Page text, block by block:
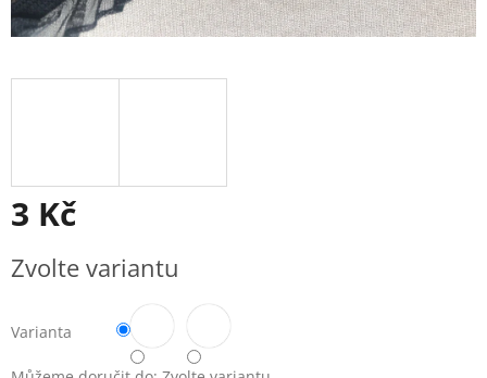
3 Kč
cena:
Zvolte variantu
Varianta